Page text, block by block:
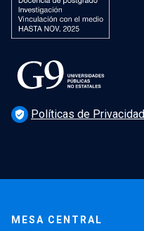
verified_user Políticas de Privacidad
MESA CENTRAL